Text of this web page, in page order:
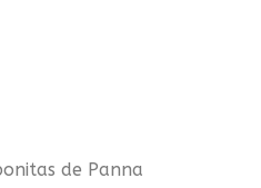
de Panna